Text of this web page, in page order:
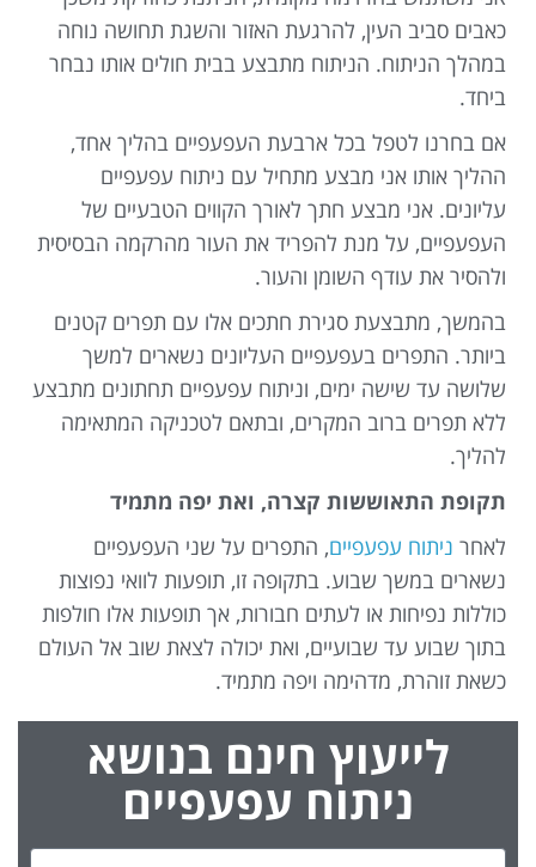
כאבים סביב העין, להרגעת האזור והשגת תחושה נוחה
במהלך הניתוח. הניתוח מתבצע בבית חולים אותו נבחר
ביחד.
אם בחרנו לטפל בכל ארבעת העפעפיים בהליך אחד,
ההליך אותו אני מבצע מתחיל עם ניתוח עפעפיים
עליונים. אני מבצע חתך לאורך הקווים הטבעיים של
העפעפיים, על מנת להפריד את העור מהרקמה הבסיסית
ולהסיר את עודף השומן והעור.
בהמשך, מתבצעת סגירת חתכים אלו עם תפרים קטנים
ביותר. התפרים בעפעפיים העליונים נשארים למשך
שלושה עד שישה ימים, וניתוח עפעפיים תחתונים מתבצע
ללא תפרים ברוב המקרים, ובתאם לטכניקה המתאימה
להליך.
תקופת התאוששות קצרה, ואת יפה מתמיד
לאחר ניתוח עפעפיים, התפרים על שני העפעפיים
נשארים במשך שבוע. בתקופה זו, תופעות לוואי נפוצות
כוללות נפיחות או לעתים חבורות, אך תופעות אלו חולפות
בתוך שבוע עד שבועיים, ואת יכולה לצאת שוב אל העולם
כשאת זוהרת, מדהימה ויפה מתמיד.
לייעוץ חינם בנושא
ניתוח עפעפיים